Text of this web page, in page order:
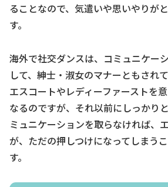
ることなので、気遣いや思いやりが
す。
海外で社交ダンスは、コミュニケー
して、紳士・淑女のマナーともさ
エスコートやレディーファーストを
なるのですが、それ以前にしっかり
ミュニケーションを取らなければ、
が、ただの押しつけになってしまう
す。